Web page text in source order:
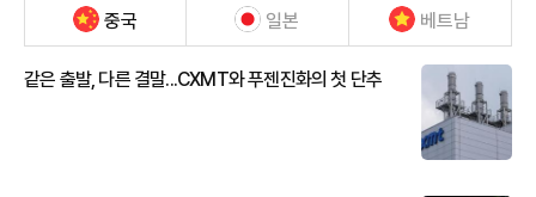
중국 일본 베트남
같은 출발, 다른 결말...CXMT와 푸젠진화의 첫 단추